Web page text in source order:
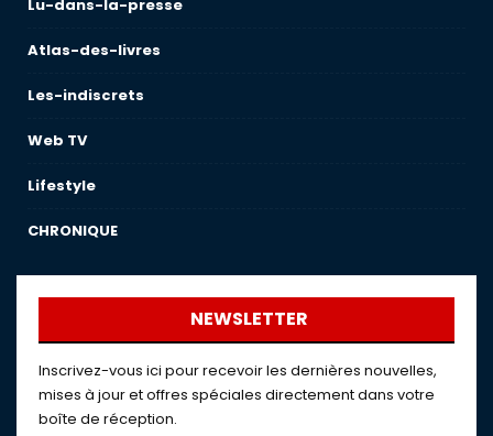
Lu-dans-la-presse
Atlas-des-livres
Les-indiscrets
Web TV
Lifestyle
CHRONIQUE
NEWSLETTER
Inscrivez-vous ici pour recevoir les dernières nouvelles,
mises à jour et offres spéciales directement dans votre
boîte de réception.